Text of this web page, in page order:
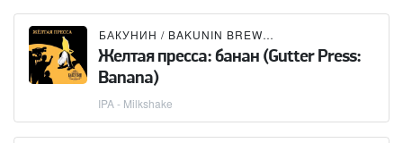
БАКУНИН / BAKUNIN BREWING CO.
Желтая пресса: банан (Gutter Press:
Banana)
IPA - Milkshake